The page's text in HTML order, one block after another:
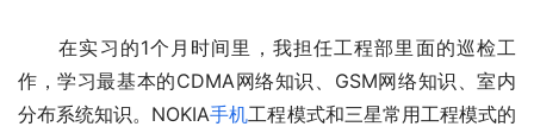
在实习的1个月时间里，我担任工程部里面的巡检工
作，学习最基本的CDMA网络知识、GSM网络知识、室内
分布系统知识。NOKIA手机工程模式和三星常用工程模式的